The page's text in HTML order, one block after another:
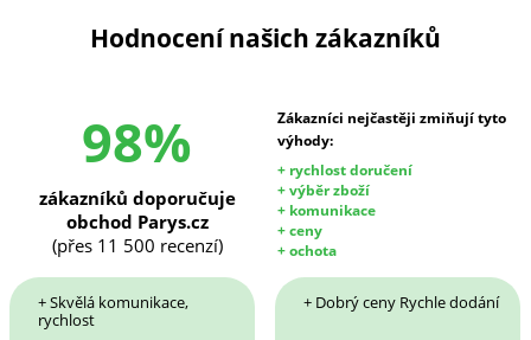
Hodnocení našich zákazníků
98%
Zákazníci nejčastěji zmiňují tyto
výhody:
+ rychlost doručení
+ výběr zboží
+ komunikace
+ ceny
+ ochota
zákazníků doporučuje
obchod Parys.cz
(přes 11 500 recenzí)
+ Skvělá komunikace,
rychlost
+ Dobrý ceny Rychle dodání